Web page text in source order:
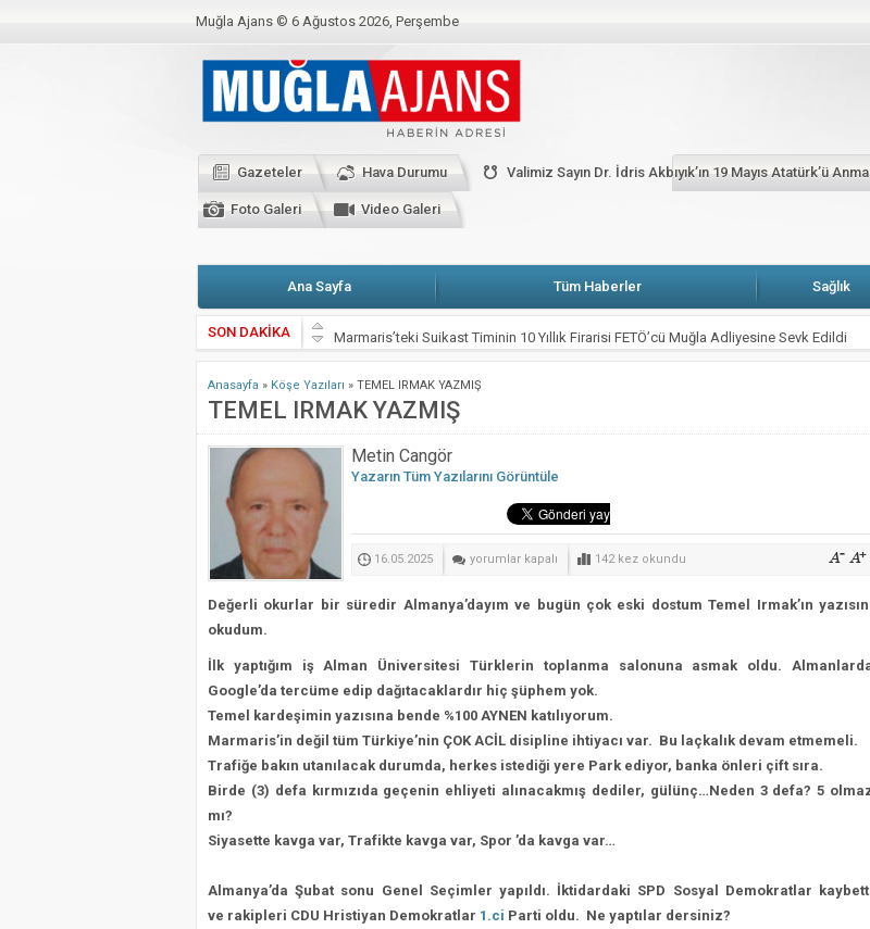
Muğla Ajans © 6 Ağustos 2026, Perşembe
BAKANLIKTAN YENİ CORONO GENELGESİ CHP’li Erbay: Muğla’da elektrik faturasını ödeyemeyen abone
CHP’Lİ VEKİLLER BAŞKANLARLA KARŞI KARŞIYA
Kahramanmaraş Depremi İçin Seferberlik Merhum Şevket Sabancı
Valimiz Sayın Dr. İdris Akbıyık’ın 19 Mayıs Atatürk’ü Anma Gençlik ve Spor Bayramı Mesajı
Gazeteler Hava Durumu Valimiz Sayın Dr. İdris Akbıyık’ın 19 Mayıs Atatürk’ü
Foto Galeri Video Galeri
Ana Sayfa Tüm Haberler Sağlık
SON DAKİKA
Marmaris’teki Suikast Timinin 10 Yıllık Firarisi FETÖ’cü Muğla Adliyesine Sevk Edildi
ATIK KAĞIDIN EL İŞİ VE BOYAMA SANATIYLA TAMAMLADIĞI YOLCULUĞU
Muğla Valiliği’nden kritik uyarı: Yangın riskine karşı tedbir çağrısı
Zeytin Çiçeği Uluslararası Kısa Film Yarışması İçin Başvurular Başladı
Emekli Kafe Menteşe’de Hizmete Açılıyor: Çay 5 TL
Bodrum’da STK’lar el ele verdi, Bodrum FK için kenetlendi
Muğla’nın Yeni Parti İl ve İlçe Başkanları Belli Oldu
Anasayfa » Köşe Yazıları » TEMEL IRMAK YAZMIŞ
TEMEL IRMAK YAZMIŞ
Metin Cangör
Yazarın Tüm Yazılarını Görüntüle
16.05.2025
TEMEL
YAZMIŞ
yorumlar kapalı 142 kez okundu
Değerli okurlar bir süredir Almanya’dayım ve bugün çok eski dostum Temel Irmak’ın
okudum.
İlk yaptığım iş Alman Üniversitesi Türklerin toplanma salonuna asmak oldu.
Google’da tercüme edip dağıtacaklardır hiç şüphem yok.
Temel kardeşimin yazısına bende %100 AYNEN katılıyorum.
Marmaris’in değil tüm Türkiye’nin ÇOK ACİL disipline ihtiyacı var. Bu laçkalık devam etmemeli.
Trafiğe bakın utanılacak durumda, herkes istediği yere Park ediyor, banka önleri çift sıra.
Birde (3) defa kırmızıda geçenin ehliyeti alınacakmış dediler, gülünç…Neden 3 defa? 5
mı?
Siyasette kavga var, Trafikte kavga var, Spor ’da kavga var…
Almanya’da Şubat sonu Genel Seçimler yapıldı. İktidardaki SPD Sosyal Demokratlar
ve rakipleri CDU Hristiyan Demokratlar 1.ci Parti oldu. Ne yaptılar dersiniz?